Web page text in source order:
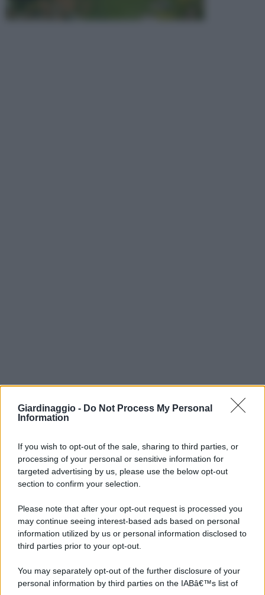
Giardinaggio - Do Not Process My Personal
Information
If you wish to opt-out of the sale, sharing to third parties, or
processing of your personal or sensitive information for
targeted advertising by us, please use the below opt-out
section to confirm your selection.
Please note that after your opt-out request is processed you
may continue seeing interest-based ads based on personal
information utilized by us or personal information disclosed to
third parties prior to your opt-out.
You may separately opt-out of the further disclosure of your
personal information by third parties on the IABâ€™s list of